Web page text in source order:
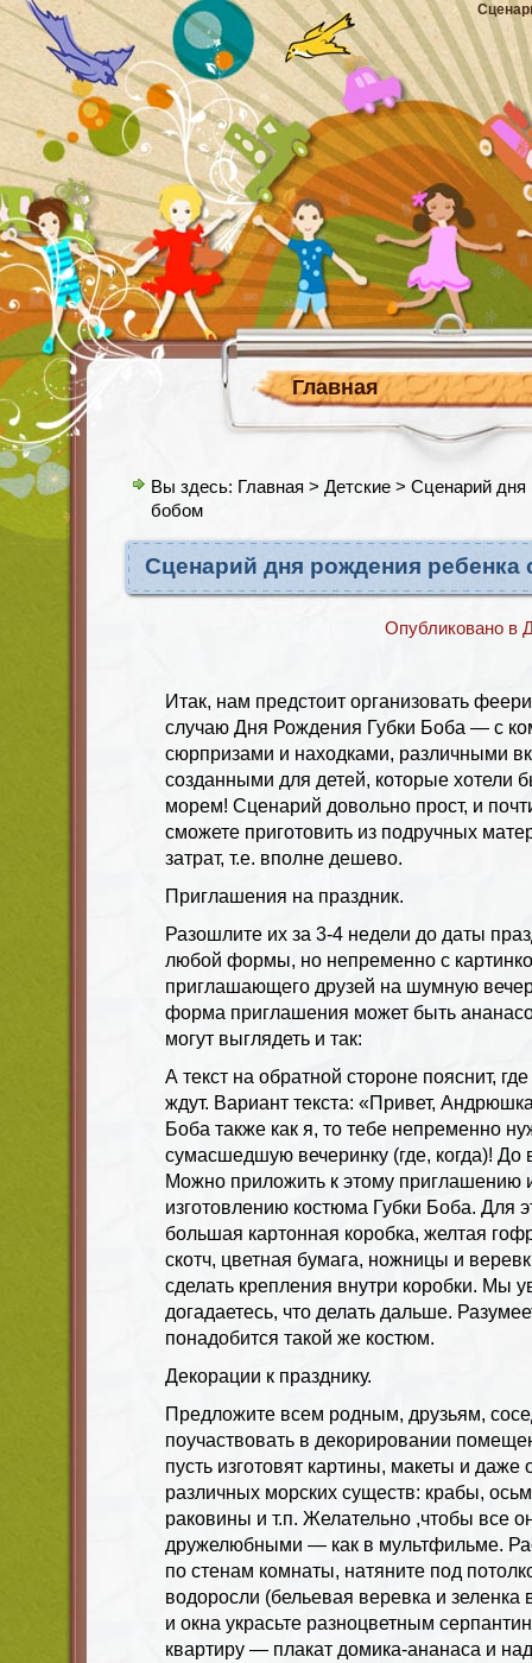
Главная
Вы здесь: Главная > Детские > Сценарий дня
бобом
Сценарий дня рождения ребенка
Опубликовано в
Итак, нам предстоит организовать
случаю Дня Рождения Губки Боба — с
сюрпризами и находками, различными
созданными для детей, которые хотели
морем! Сценарий довольно прост, и
сможете приготовить из подручных
затрат, т.е. вполне дешево.
Приглашения на праздник.
Разошлите их за 3-4 недели до даты
любой формы, но непременно с
приглашающего друзей на шумную
форма приглашения может быть
могут выглядеть и так:
А текст на обратной стороне пояснит,
ждут. Вариант текста: «Привет,
Боба также как я, то тебе непременно
сумасшедшую вечеринку (где, когда)! До
Можно приложить к этому приглашению
изготовлению костюма Губки Боба. Для
большая картонная коробка, желтая
скотч, цветная бумага, ножницы и
сделать крепления внутри коробки. Мы
догадаетесь, что делать дальше.
понадобится такой же костюм.
Декорации к празднику.
Предложите всем родным, друзьям,
поучаствовать в декорировании
пусть изготовят картины, макеты и
различных морских существ: крабы,
раковины и т.п. Желательно ,чтобы все
дружелюбными — как в мультфильме.
по стенам комнаты, натяните под
водоросли (бельевая веревка и
и окна украсьте разноцветным
квартиру — плакат домика-ананаса и